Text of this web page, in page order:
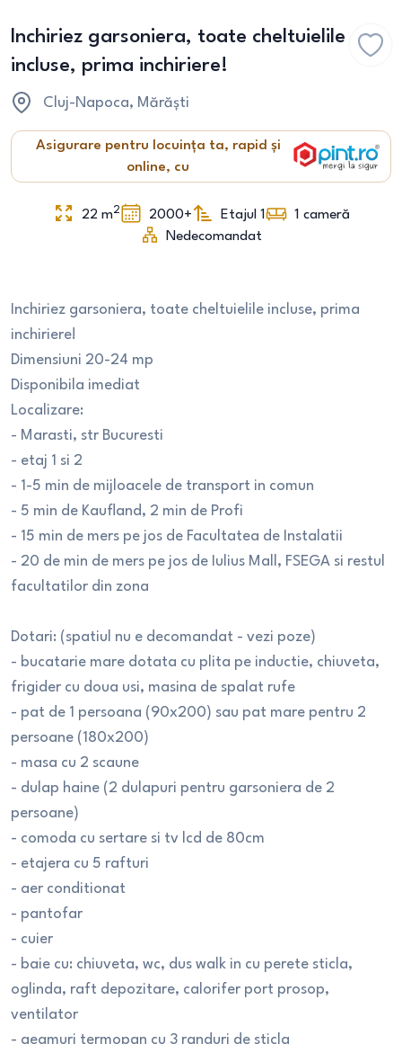
Inchiriez garsoniera, toate cheltuielile
incluse, prima inchiriere!
Cluj-Napoca, Mărăști
Asigurare pentru locuința ta, rapid și
online, cu
22m2 2000+ Etajul 1 1 cameră
Nedecomandat
Inchiriez garsoniera, toate cheltuielile incluse, prima
inchiriere!
Dimensiuni 20-24 mp
Disponibila imediat
Localizare:
- Marasti, str Bucuresti
- etaj 1 si 2
- 1-5 min de mijloacele de transport in comun
- 5 min de Kaufland, 2 min de Profi
- 15 min de mers pe jos de Facultatea de Instalatii
- 20 de min de mers pe jos de Iulius Mall, FSEGA si restul
facultatilor din zona
Dotari: (spatiul nu e decomandat - vezi poze)
- bucatarie mare dotata cu plita pe inductie, chiuveta,
frigider cu doua usi, masina de spalat rufe
- pat de 1 persoana (90x200) sau pat mare pentru 2
persoane (180x200)
- masa cu 2 scaune
- dulap haine (2 dulapuri pentru garsoniera de 2
persoane)
- comoda cu sertare si tv lcd de 80cm
- etajera cu 5 rafturi
- aer conditionat
- pantofar
- cuier
- baie cu: chiuveta, wc, dus walk in cu perete sticla,
oglinda, raft depozitare, calorifer port prosop,
ventilator
- geamuri termopan cu 3 randuri de sticla